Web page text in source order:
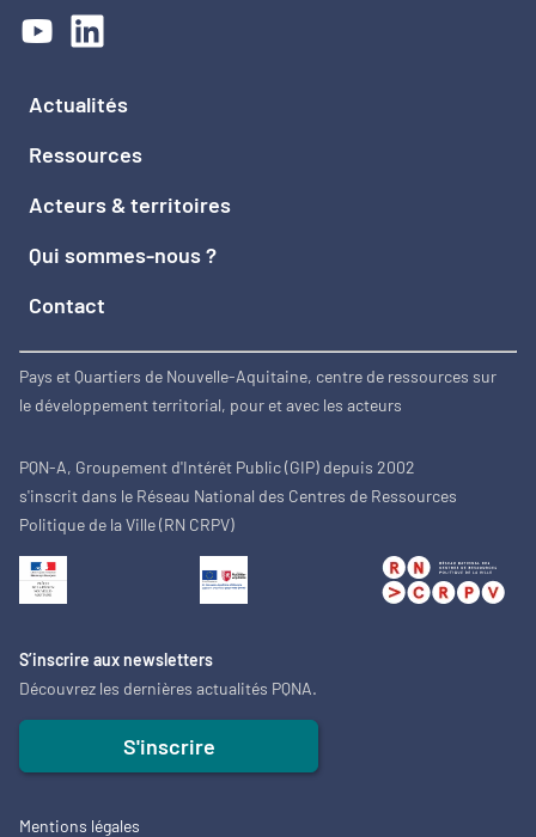
Actualités
Ressources
Acteurs & territoires
Qui sommes-nous ?
Contact
Pays et Quartiers de Nouvelle-Aquitaine, centre de ressources sur
le développement territorial, pour et avec les acteurs
PQN-A, Groupement d'Intérêt Public (GIP) depuis 2002
s'inscrit dans le Réseau National des Centres de Ressources
Politique de la Ville (RN CRPV)
S’inscrire aux newsletters
Découvrez les dernières actualités PQNA.
S'inscrire
Mentions légales